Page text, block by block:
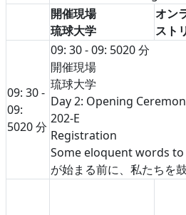
開催現場
琉球大学
オン
スト
09: 30 -
09:
5020 分
09: 30 - 09: 5020 分
開催現場
琉球大学
Day 2: Opening
202-E
Registration
Some eloquent words
が始まる前に、私たちを